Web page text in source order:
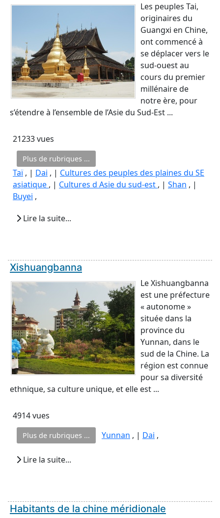
Les peuples Tai,
originaires du
Guangxi en Chine,
ont commencé à
se déplacer vers le
sud-ouest au
cours du premier
millénaire de
notre ère, pour
s’étendre à l’ensemble de l’Asie du Sud-Est ...
21233 vues
Plus de rubriques ...
Taï, | Dai , | Cultures des peuples des plaines du SE
asiatique , | Cultures d Asie du sud-est , | Shan , |
Buyei ,
Lire la suite...
Xishuangbanna
Le Xishuangbanna
est une préfecture
« autonome »
située dans la
province du
Yunnan, dans le
sud de la Chine. La
région est connue
pour sa diversité
ethnique, sa culture unique, et elle est ...
4914 vues
Plus de rubriques ... Yunnan , | Dai ,
Lire la suite...
Habitants de la chine méridionale